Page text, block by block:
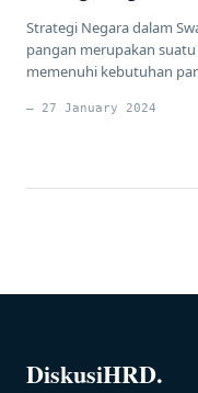
Strategi Negara dalam
pangan merupakan
memenuhi kebutuhan
pangan juga mencakup
— 27 January 2024
DiskusiHRD.